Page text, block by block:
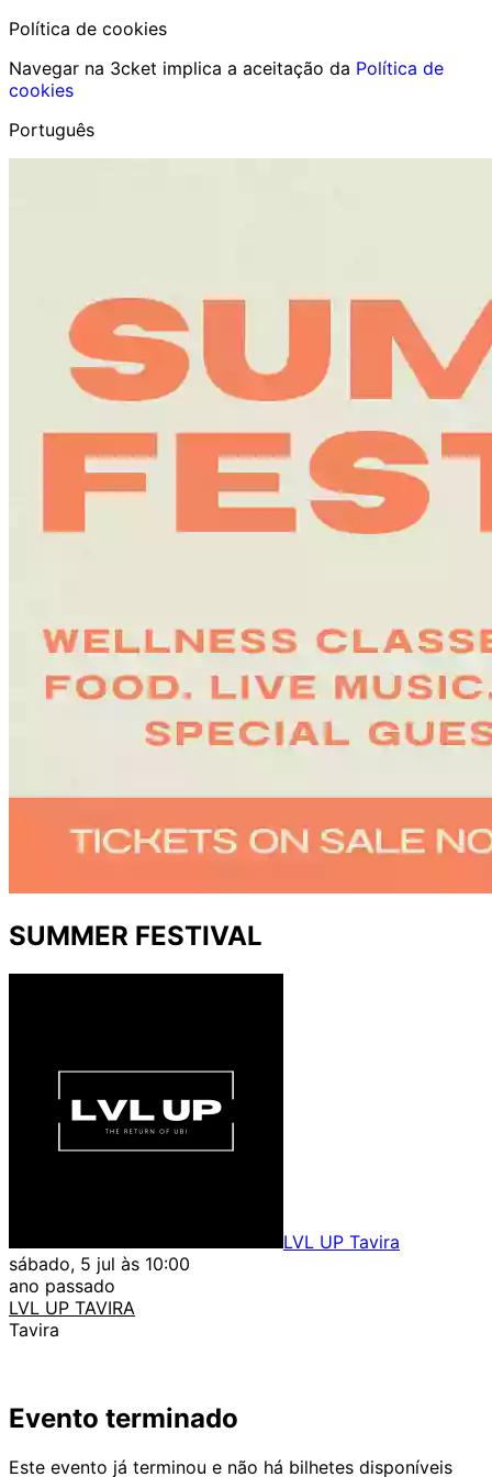
Política de cookies
Navegar na 3cket implica a aceitação da Política de
cookies
Português
SUMMER FESTIVAL
LVL UP Tavira
sábado, 5 jul às 10:00
ano passado
LVL UP TAVIRA
Tavira
Evento terminado
Este evento já terminou e não há bilhetes disponíveis